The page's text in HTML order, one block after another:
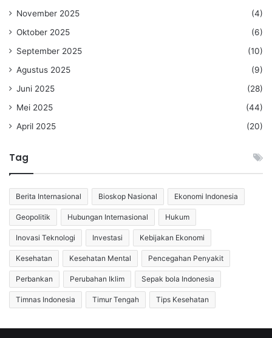
November 2025
(4)
Oktober 2025
(6)
September 2025
(10)
Agustus 2025
(9)
Juni 2025
(28)
Mei 2025
(44)
April 2025
(20)
Tag
Berita Internasional Bioskop Nasional Ekonomi Indonesia
Geopolitik Hubungan Internasional Hukum
Inovasi Teknologi Investasi Kebijakan Ekonomi
Kesehatan Kesehatan Mental Pencegahan Penyakit
Perbankan Perubahan Iklim Sepak bola Indonesia
Timnas Indonesia Timur Tengah Tips Kesehatan